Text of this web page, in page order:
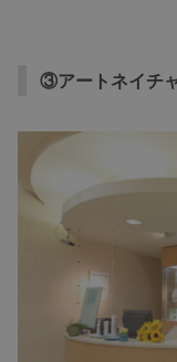
③アートネイチ